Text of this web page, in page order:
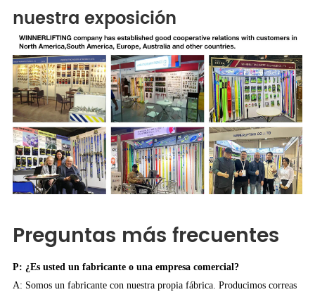
nuestra exposición
Preguntas más frecuentes
P: ¿Es usted un fabricante o una empresa comercial?
A: Somos un fabricante con nuestra propia fábrica. Producimos correas